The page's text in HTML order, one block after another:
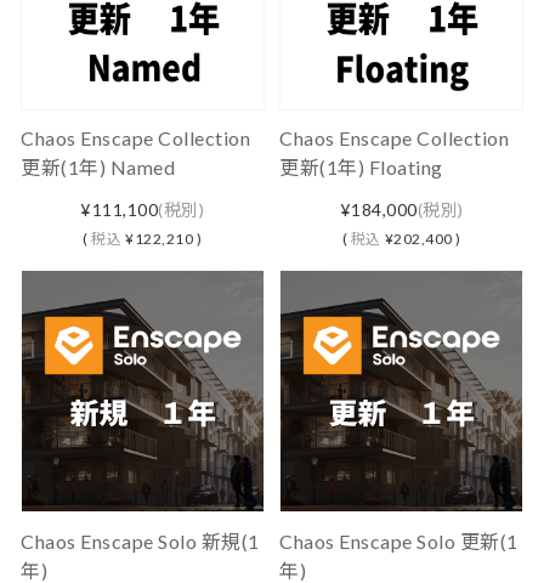
Chaos Enscape Collection
更新(1年) Named
¥111,100(税別)
(税込 ¥122,210 )
Chaos Enscape Collection
更新(1年) Floating
¥184,000(税別)
( 税込 ¥202,400 )
Chaos Enscape Solo 新規(1
年)
Chaos Enscape Solo 更新(1
年)